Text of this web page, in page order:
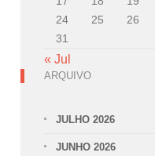
24
25 26
31
« Jul
ARQUIVO
JULHO 2026
JUNHO 2026